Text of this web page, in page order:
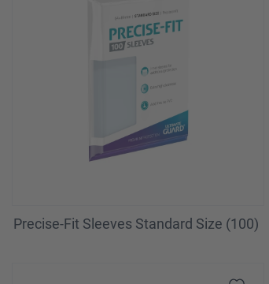
Precise-Fit Sleeves Standard Size (100)